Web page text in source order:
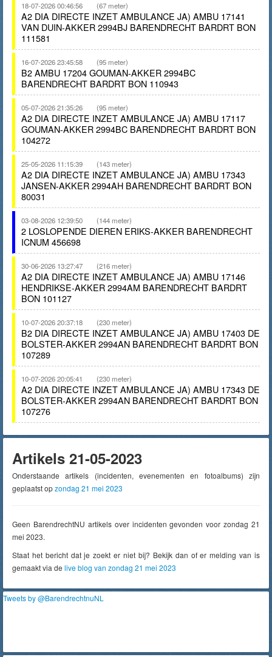
18-07-2026 00:46:56 (67 meter)
A2 DIA DIRECTE INZET AMBULANCE JA) AMBU 17141
VAN DUIN-AKKER 2994BJ BARENDRECHT BARDRT BON
111581
16-07-2026 23:45:58 (95 meter)
B2 AMBU 17204 GOUMAN-AKKER 2994BC
BARENDRECHT BARDRT BON 110943
05-07-2026 21:35:26 (95 meter)
A2 DIA DIRECTE INZET AMBULANCE JA) AMBU 17117
GOUMAN-AKKER 2994BC BARENDRECHT BARDRT BON
104272
25-05-2026 11:15:39 (143 meter)
A2 DIA DIRECTE INZET AMBULANCE JA) AMBU 17343
JANSEN-AKKER 2994AH BARENDRECHT BARDRT BON
80031
03-08-2026 12:39:50 (144 meter)
2 LOSLOPENDE DIEREN ERIKS-AKKER BARENDRECHT
ICNUM 456698
30-06-2026 13:27:47 (216 meter)
A2 DIA DIRECTE INZET AMBULANCE JA) AMBU 17146
HENDRIKSE-AKKER 2994AM BARENDRECHT BARDRT
BON 101127
10-07-2026 20:37:18 (230 meter)
B2 DIA DIRECTE INZET AMBULANCE JA) AMBU 17403 DE
BOLSTER-AKKER 2994AN BARENDRECHT BARDRT BON
107289
10-07-2026 20:05:41 (230 meter)
A2 DIA DIRECTE INZET AMBULANCE JA) AMBU 17343 DE
BOLSTER-AKKER 2994AN BARENDRECHT BARDRT BON
107276
Artikels 21-05-2023
Onderstaande artikels (incidenten, evenementen en fotoalbums) zijn
geplaatst opzondag 21 mei 2023
Geen BarendrechtNU artikels over incidenten gevonden voor zondag 21
mei 2023.
Staat het bericht dat je zoekt er niet bij? Bekijk dan of er melding van is
gemaakt via de live blog van zondag 21 mei 2023
Tweets by @BarendrechtnuNL